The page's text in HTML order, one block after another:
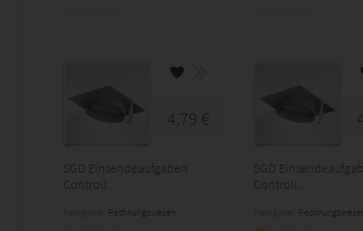
4,79 €
SGD Einsendeaufgaben
Controll...
Rechnungswesen
SGD
Controll...